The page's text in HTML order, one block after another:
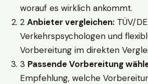
worauf es wirklich ankommt.
2 Anbieter vergleichen: TÜV/
Verkehrspsychologen und
Vorbereitung im direkten
3 Passende Vorbereitung
Empfehlung, welche